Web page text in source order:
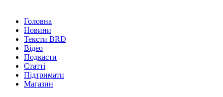
Головна
Новини
Тексти BRD
Відео
Подкасти
Статті
Підтримати
Магазин